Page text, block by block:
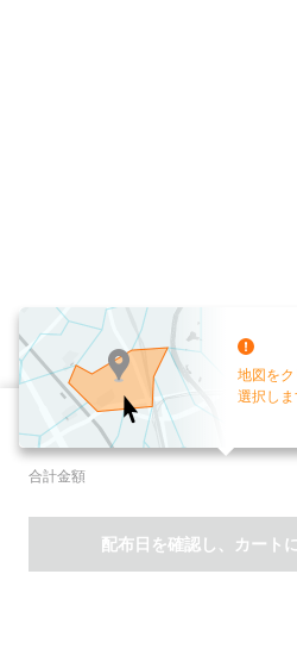
地図を
選択しま
配布部数
お手元送付
合計金額
配布日を確認し、カート